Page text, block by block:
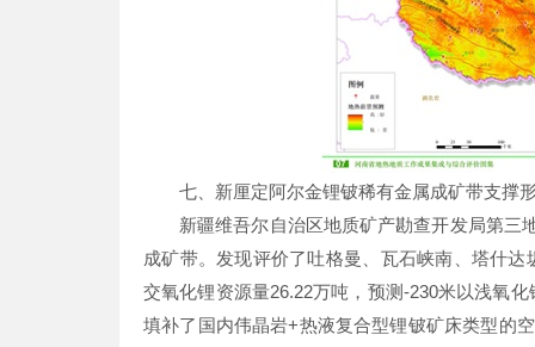
七、新厘定阿尔金锂铍稀有金属成矿带支撑
新疆维吾尔自治区地质矿产勘查开发局第三
成矿带。发现评价了吐格曼、瓦石峡南、塔什
交氧化锂资源量26.22万吨，预测-230米以浅氧
填补了国内伟晶岩+热液复合型锂铍矿床类型的